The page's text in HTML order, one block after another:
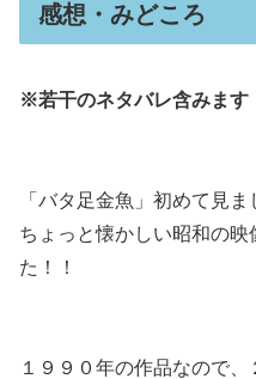
感想・みどころ
※若干のネタバレ含みます
「バタ足金魚」初めて見ま
ちょっと懐かしい昭和の
た！！
１９９０年の作品なので